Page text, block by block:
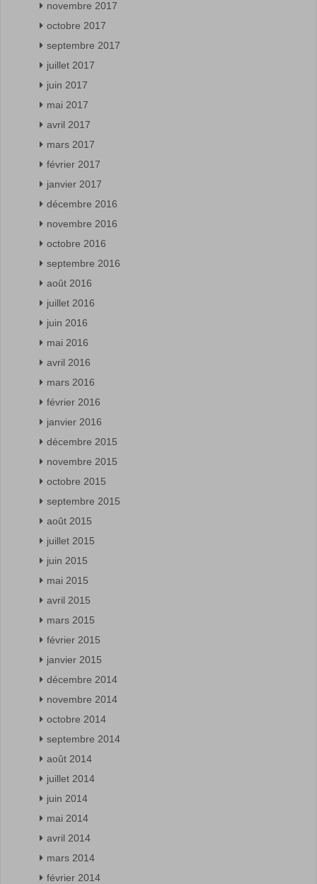
novembre 2017
octobre 2017
septembre 2017
juillet 2017
juin 2017
mai 2017
avril 2017
mars 2017
février 2017
janvier 2017
décembre 2016
novembre 2016
octobre 2016
septembre 2016
août 2016
juillet 2016
juin 2016
mai 2016
avril 2016
mars 2016
février 2016
janvier 2016
décembre 2015
novembre 2015
octobre 2015
septembre 2015
août 2015
juillet 2015
juin 2015
mai 2015
avril 2015
mars 2015
février 2015
janvier 2015
décembre 2014
novembre 2014
octobre 2014
septembre 2014
août 2014
juillet 2014
juin 2014
mai 2014
avril 2014
mars 2014
février 2014